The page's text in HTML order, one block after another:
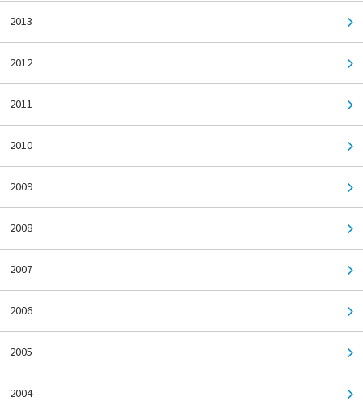
2013
2012
2011
2010
2009
2008
2007
2006
2005
2004